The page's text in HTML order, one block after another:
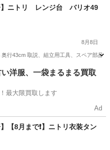
】ニトリ レンジ台 バリオ49
8月8日
行43cm 取説、組立用工具、スペア部
い洋服、一袋まるまる買取
最大限買取します
Ad
【8月まで❗️】ニトリ衣装タン